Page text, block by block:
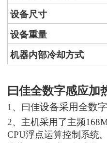
设备尺寸
设备重量
机器内部冷却方式
曰佳全数字感应加
1、曰佳设备采用全数字
2、 主机采用了主频
CPU浮点运算控制系统